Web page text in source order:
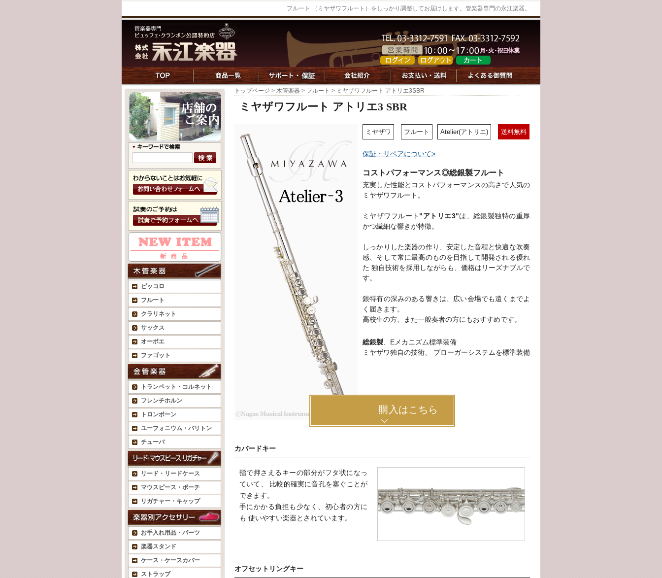
フルート （ミヤザワフルート）をしっかり調整してお届けします。管楽器専門の永江楽器。
ピッコロ
フルート
クラリネット
サックス
オーボエ
ファゴット
トランペット・コルネット
フレンチホルン
トロンボーン
ユーフォニウム・バリトン
チューバ
リード・リードケース
マウスピース・ポーチ
リガチャー・キャップ
お手入れ用品・パーツ
楽器スタンド
ケース・ケースカバー
ストラップ
トップページ > 木管楽器 > フルート > ミヤザワフルート アトリエ3SBR
ミヤザワフルート アトリエ3 SBR
ミヤザワ フルート Atelier(アトリエ) 送料無料
保証・リペアについて>
コストパフォーマンス◎総銀製フルート
充実した性能とコストパフォーマンスの高さで人気の
ミヤザワフルート。
ミヤザワフルート "アトリエ3"は、総銀製独特の重厚
かつ繊細な響きが特徴。
しっかりした楽器の作り、安定した音程と快適な吹奏
感、そして常に最高のものを目指して開発される優れ
た 独自技術を採用しながらも、価格はリーズナブルで
す。
銀特有の深みのある響きは、広い会場でも遠くまでよ
く届きます。
高校生の方、また一般奏者の方にもおすすめです。
総銀製 、Eメカニズム標準装備
ミヤザワ独自の技術、 ブローガーシステムを標準装備
購入はこちら
カバードキー
指で押さえるキーの部分がフタ状になっ
ていて、 比較的確実に音孔を塞ぐことが
できます。
手にかかる負担も少なく、初心者の方に
も 使いやすい楽器とされています。
オフセットリングキー